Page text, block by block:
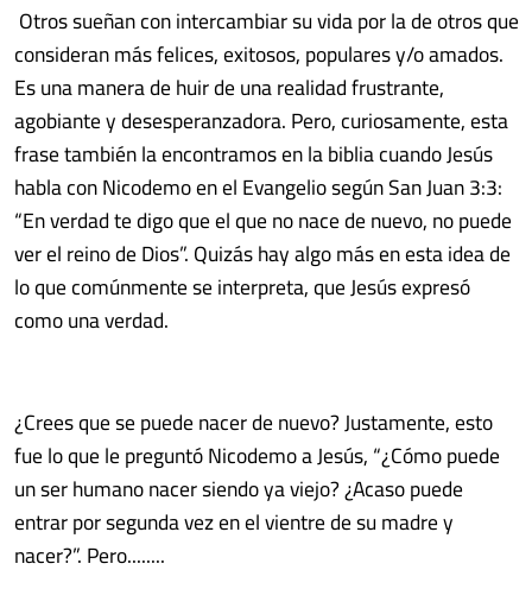
Otros sueñan con intercambiar su vida por la de otros que
consideran más felices, exitosos, populares y/o amados.
Es una manera de huir de una realidad frustrante,
agobiante y desesperanzadora. Pero, curiosamente, esta
frase también la encontramos en la biblia cuando Jesús
habla con Nicodemo en el Evangelio según San Juan 3:3:
“En verdad te digo que el que no nace de nuevo, no puede
ver el reino de Dios”. Quizás hay algo más en esta idea de
lo que comúnmente se interpreta, que Jesús expresó
como una verdad.
¿Crees que se puede nacer de nuevo? Justamente, esto
fue lo que le preguntó Nicodemo a Jesús, “¿Cómo puede
un ser humano nacer siendo ya viejo? ¿Acaso puede
entrar por segunda vez en el vientre de su madre y
nacer?”. Pero........